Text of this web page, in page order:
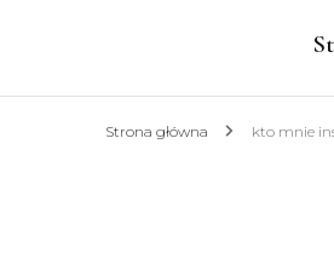
Strona główna kto mnie